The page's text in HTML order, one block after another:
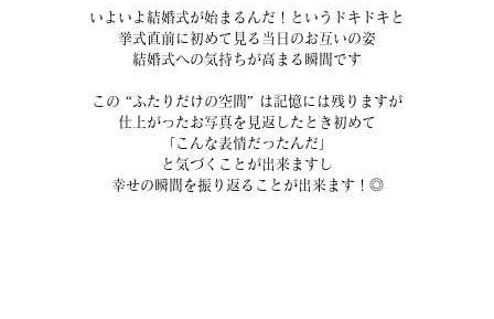
いよいよ結婚式が始まるんだ！というドキドキと
挙式直前に初めて見る当日のお互いの姿
結婚式への気持ちが高まる瞬間です
この “ふたりだけの空間” は記憶には残りますが
仕上がったお写真を見返したとき初めて
「こんな表情だったんだ」
と気づくことが出来ますし
幸せの瞬間を振り返ることが出来ます！◎